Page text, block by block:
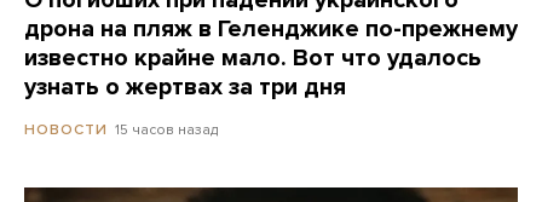
дрона на пляж в Геленджике по-прежнему
известно крайне мало. Вот что удалось
узнать о жертвах за три дня
НОВОСТИ 15 часов назад